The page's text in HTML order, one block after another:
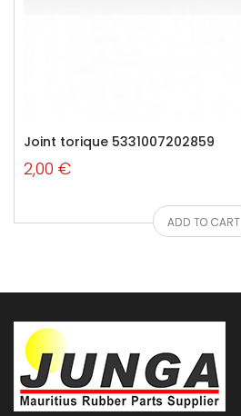
Joint torique 5331007202859
2,00 €
ADD TO CART